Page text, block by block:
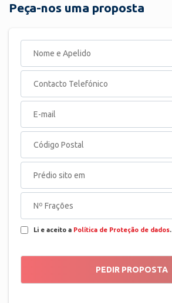
Peça-nos uma proposta
Li e aceito a Política de Proteção de dados.